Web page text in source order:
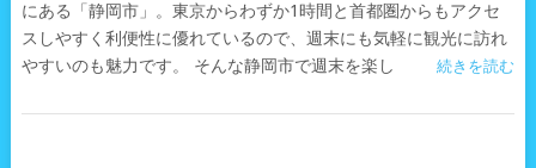
にある「静岡市」。東京からわずか1時間と首都圏からもアクセ
スしやすく利便性に優れているので、週末にも気軽に観光に訪れ
やすいのも魅力です。 そんな静岡市で週末を楽し
続きを読む